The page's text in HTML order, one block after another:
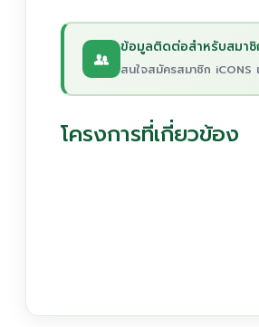
ข้อมูลติดต่อสำหรับสมาชิ
สนใจสมัครสมาชิก iCONS
โครงการที่เกี่ยวข้อง